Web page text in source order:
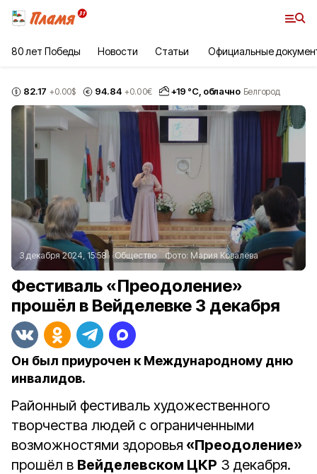
80 лет Победы Новости Статьи Официальные
82.17 +0.00$ 94.84 +0.00€ +19 °С, облачно Белгород
3 декабря 2024, 15:58 Общество Фото: Мария Ковалёва
Фестиваль «Преодоление»
прошёл в Вейделевке 3 декабря
Он был приурочен к Международному дню
инвалидов.
Районный фестиваль художественного
творчества людей с ограниченными
возможностями здоровья «Преодоление»
прошёл в Вейделевском ЦКР 3 декабря.